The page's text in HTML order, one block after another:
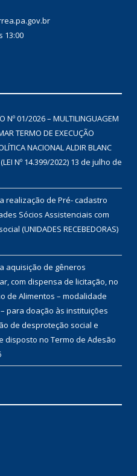
13:00
Nº 01/2026 – MULTILINGUAGEM
TERMO DE EXECUÇÃO
NACIONAL ALDIR BLANC
Nº 14.399/2022) 13 de julho de
realização de Pré- cadastro
Sócios Assistenciais com
(UNIDADES RECEBEDORAS)
aquisição de gêneros
com dispensa de licitação, no
de Alimentos – modalidade
para doação às instituições
de desproteção social e
disposto no Termo de Adesão